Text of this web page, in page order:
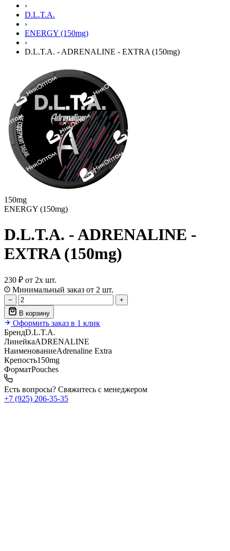
›
D.L.T.A.
›
ENERGY (150mg)
›
D.L.T.A. - ADRENALINE - EXTRA (150mg)
150mg
ENERGY (150mg)
D.L.T.A. - ADRENALINE -
EXTRA (150mg)
230 ₽ от 2х шт.
Минимальный заказ от 2 шт.
−
+
В корзину
Оформить заказ в 1 клик
БрендD.L.T.A.
ЛинейкаADRENALINE
НаименованиеAdrenaline Extra
Крепость150mg
ФорматPouches
Есть вопросы? Свяжитесь с менеджером
+7 (925) 206‑35‑35